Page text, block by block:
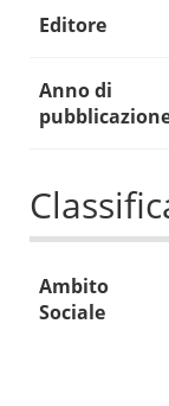
Editore
Anno di
Ambito
Sociale